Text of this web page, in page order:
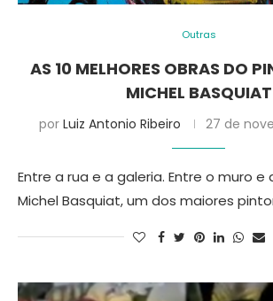
Outras
AS 10 MELHORES OBRAS DO
MICHEL BASQUIAT
por Luiz Antonio Ribeiro 27 de
Entre a rua e a galeria. Entre o muro e
Michel Basquiat, um dos maiores